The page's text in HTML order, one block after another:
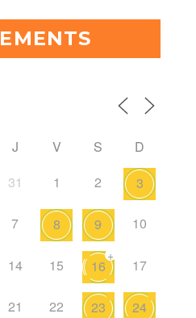
J V S
D
31 1 2 3
7 8 9 10
14 15 16
+
17
21 22 23 24